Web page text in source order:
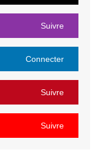
Suivre
Connecter
Suivre
Suivre